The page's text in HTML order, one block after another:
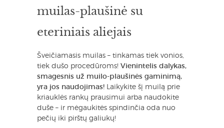
muilas-plaušinė su
eteriniais aliejais
Šveičiamasis muilas – tinkamas tiek vonios,
tiek dušo procedūroms! Vienintelis dalykas,
smagesnis už muilo-plaušinės gaminimą,
yra jos naudojimas! Laikykite šį muilą prie
kriauklės rankų prausimui arba naudokite
duše – ir mėgaukitės spindinčia oda nuo
pečių iki pirštų galiukų!